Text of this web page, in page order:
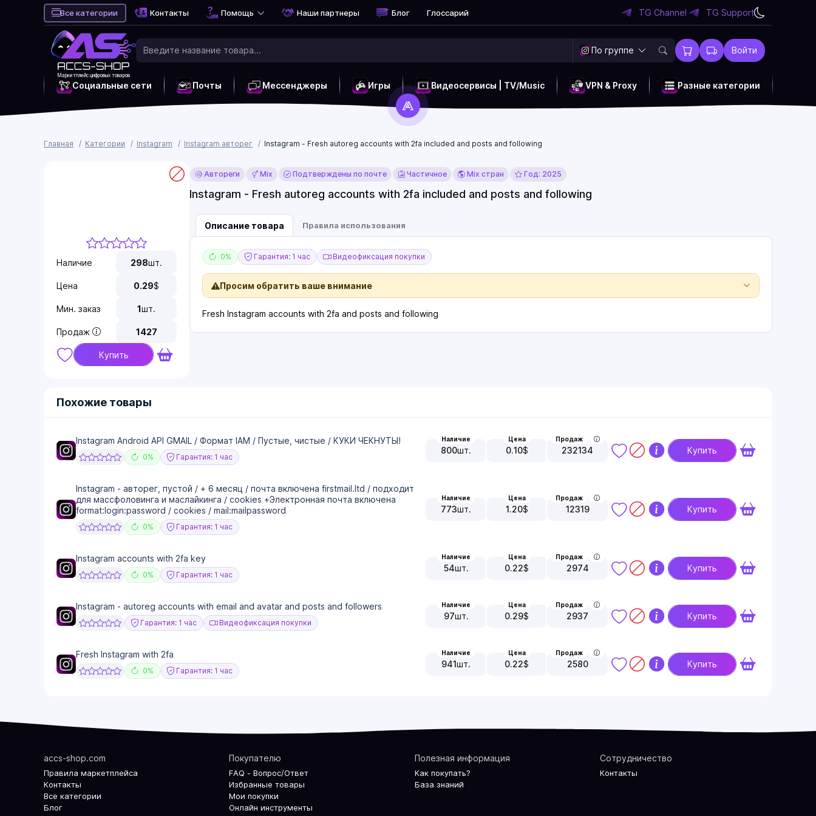
Все категории Контакты Помощь Наши партнеры Блог Глоссарий TG Channel TG Support
Маркетплейс цифровых товаров
По группе Войти
Социальные сети Почты Мессенджеры Игры Видеосервисы | TV/Music VPN & Proxy Разные категории
Главная Категории Instagram Instagram авторег Instagram - Fresh autoreg accounts with 2fa included and posts and following
Наличие 298шт.
Цена 0.29$
Мин. заказ 1шт.
Продаж 1427
Купить
Автореги Mix Подтверждены по почте Частичное Mix стран Год: 2025
Instagram - Fresh autoreg accounts with 2fa included and posts and following
Описание товара Правила использования
0% Гарантия: 1 час Видеофиксация покупки
Просим обратить ваше внимание
Fresh Instagram accounts with 2fa and posts and following
Похожие товары
Instagram Android API GMAIL / Формат IAM / Пустые, чистые / КУКИ ЧЕКНУТЫ!
0% Гарантия: 1 час
Наличие
800шт.
Цена
0.10$
Продаж
232134 Купить
Instagram - авторег, пустой / + 6 месяц / почта включена firstmail.ltd / подходит
для массфоловинга и маслайкинга / cookies +Электронная почта включена
format:login:password / cookies / mail:mailpassword
0% Гарантия: 1 час
Наличие
773шт.
Цена
1.20$
Продаж
12319 Купить
Instagram accounts with 2fa key
0% Гарантия: 1 час
Наличие
54шт.
Цена
0.22$
Продаж
2974 Купить
Instagram - autoreg accounts with email and avatar and posts and followers
Гарантия: 1 час Видеофиксация покупки
Наличие
97шт.
Цена
0.29$
Продаж
2937 Купить
Fresh Instagram with 2fa
0% Гарантия: 1 час
Наличие
941шт.
Цена
0.22$
Продаж
2580 Купить
accs-shop.com
Правила маркетплейса
Контакты
Все категории
Блог
Покупателю
FAQ - Вопрос/Ответ
Избранные товары
Мои покупки
Онлайн инструменты
Полезная информация
Как покупать?
База знаний
Сотрудничество
Контакты